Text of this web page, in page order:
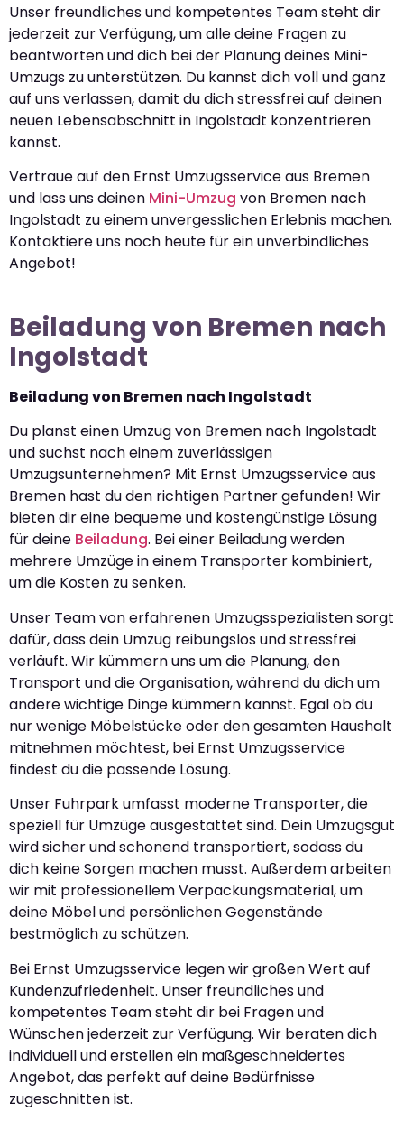
Unser freundliches und kompetentes Team steht dir
jederzeit zur Verfügung, um alle deine Fragen zu
beantworten und dich bei der Planung deines Mini-
Umzugs zu unterstützen. Du kannst dich voll und ganz
auf uns verlassen, damit du dich stressfrei auf deinen
neuen Lebensabschnitt in Ingolstadt konzentrieren
kannst.
Vertraue auf den Ernst Umzugsservice aus Bremen
und lass uns deinen Mini-Umzug von Bremen nach
Ingolstadt zu einem unvergesslichen Erlebnis machen.
Kontaktiere uns noch heute für ein unverbindliches
Angebot!
Beiladung von Bremen nach
Ingolstadt
Beiladung von Bremen nach Ingolstadt
Du planst einen Umzug von Bremen nach Ingolstadt
und suchst nach einem zuverlässigen
Umzugsunternehmen? Mit Ernst Umzugsservice aus
Bremen hast du den richtigen Partner gefunden! Wir
bieten dir eine bequeme und kostengünstige Lösung
für deine Beiladung. Bei einer Beiladung werden
mehrere Umzüge in einem Transporter kombiniert,
um die Kosten zu senken.
Unser Team von erfahrenen Umzugsspezialisten sorgt
dafür, dass dein Umzug reibungslos und stressfrei
verläuft. Wir kümmern uns um die Planung, den
Transport und die Organisation, während du dich um
andere wichtige Dinge kümmern kannst. Egal ob du
nur wenige Möbelstücke oder den gesamten Haushalt
mitnehmen möchtest, bei Ernst Umzugsservice
findest du die passende Lösung.
Unser Fuhrpark umfasst moderne Transporter, die
speziell für Umzüge ausgestattet sind. Dein Umzugsgut
wird sicher und schonend transportiert, sodass du
dich keine Sorgen machen musst. Außerdem arbeiten
wir mit professionellem Verpackungsmaterial, um
deine Möbel und persönlichen Gegenstände
bestmöglich zu schützen.
Bei Ernst Umzugsservice legen wir großen Wert auf
Kundenzufriedenheit. Unser freundliches und
kompetentes Team steht dir bei Fragen und
Wünschen jederzeit zur Verfügung. Wir beraten dich
individuell und erstellen ein maßgeschneidertes
Angebot, das perfekt auf deine Bedürfnisse
zugeschnitten ist.